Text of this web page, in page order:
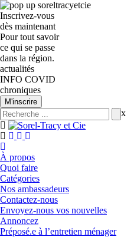
Inscrivez-vous
dès maintenant
Pour tout savoir
ce qui se passe
dans la région.
actualités
INFO COVID
chroniques
M'inscrire
x
À propos
Quoi faire
Catégories
Nos ambassadeurs
Contactez-nous
Envoyez-nous vos nouvelles
Annoncez
Préposé.e à l’entretien ménager